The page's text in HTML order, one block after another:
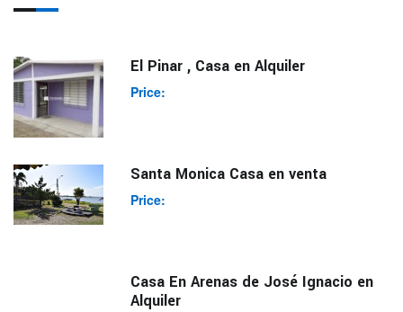
El Pinar , Casa en Alquiler
Price:
Santa Monica Casa en venta
Price:
Casa En Arenas de José Ignacio en
Alquiler